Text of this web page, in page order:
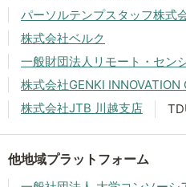
パーソルテンプスタッフ株
株式会社ベルク
一般財団法人リモート・セン
株式会社GENKI INNOVATION
株式会社JTB 川越支店
他地域プラットフォーム